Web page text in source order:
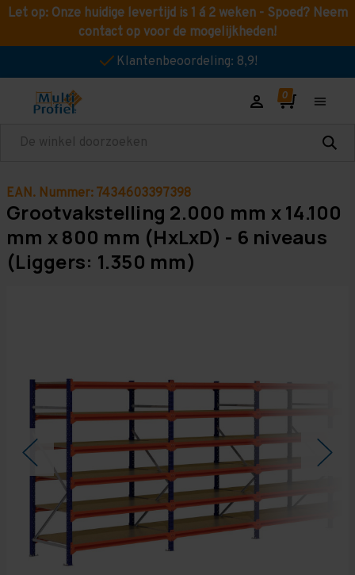
Let op: Onze huidige levertijd is 1 á 2 weken - Spoed? Neem
contact op voor de mogelijkheden!
Klantenbeoordeling: 8,9!
Zoeken
EAN. Nummer: 7434603397398
Grootvakstelling 2.000 mm x 14.100
mm x 800 mm (HxLxD) - 6 niveaus
(Liggers: 1.350 mm)